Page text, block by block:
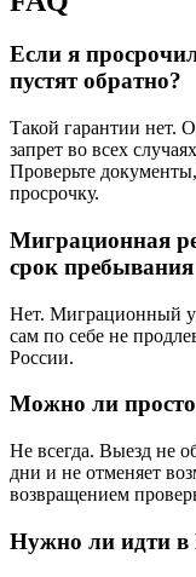
Если я
пустят обратно?
Такой гарантии нет.
запрет во всех
Проверьте
просрочку.
Миграционная
срок
Нет. Миграционный
сам по себе не
России.
Можно ли просто
Не всегда. Выезд не
дни и не отменяет
возвращением
Нужно ли идти в